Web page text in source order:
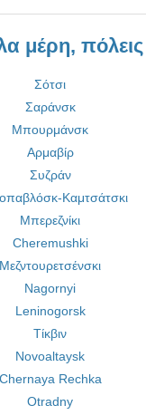
μέρη, πόλεις
Σότσι
Σαράνσκ
Μπουρμάνσκ
Αρμαβίρ
Συζράν
Καμτσάτσκι
Μπερεζνίκι
Cheremushki
Μεζντουρετσένσκι
Nagornyi
Leninogorsk
Τίκβιν
Novoaltaysk
Chernaya Rechka
Otradny